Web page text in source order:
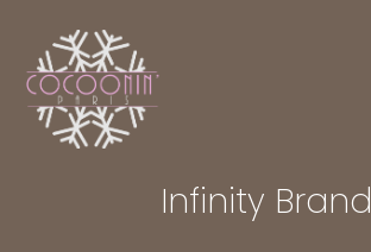
Infinity Brand